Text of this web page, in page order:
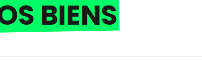
BIENS